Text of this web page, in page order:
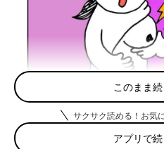
このまま
サクサク読める！お気
アプリで